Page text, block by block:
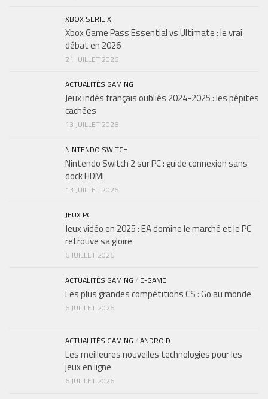
XBOX SERIE X
Xbox Game Pass Essential vs Ultimate : le vrai
débat en 2026
21 JUILLET 2026
ACTUALITÉS GAMING
Jeux indés français oubliés 2024-2025 : les pépites
cachées
13 JUILLET 2026
NINTENDO SWITCH
Nintendo Switch 2 sur PC : guide connexion sans
dock HDMI
13 JUILLET 2026
JEUX PC
Jeux vidéo en 2025 : EA domine le marché et le PC
retrouve sa gloire
6 JUILLET 2026
ACTUALITÉS GAMING / E-GAME
Les plus grandes compétitions CS : Go au monde
6 JUILLET 2026
ACTUALITÉS GAMING /ANDROID
Les meilleures nouvelles technologies pour les
jeux en ligne
6 JUILLET 2026